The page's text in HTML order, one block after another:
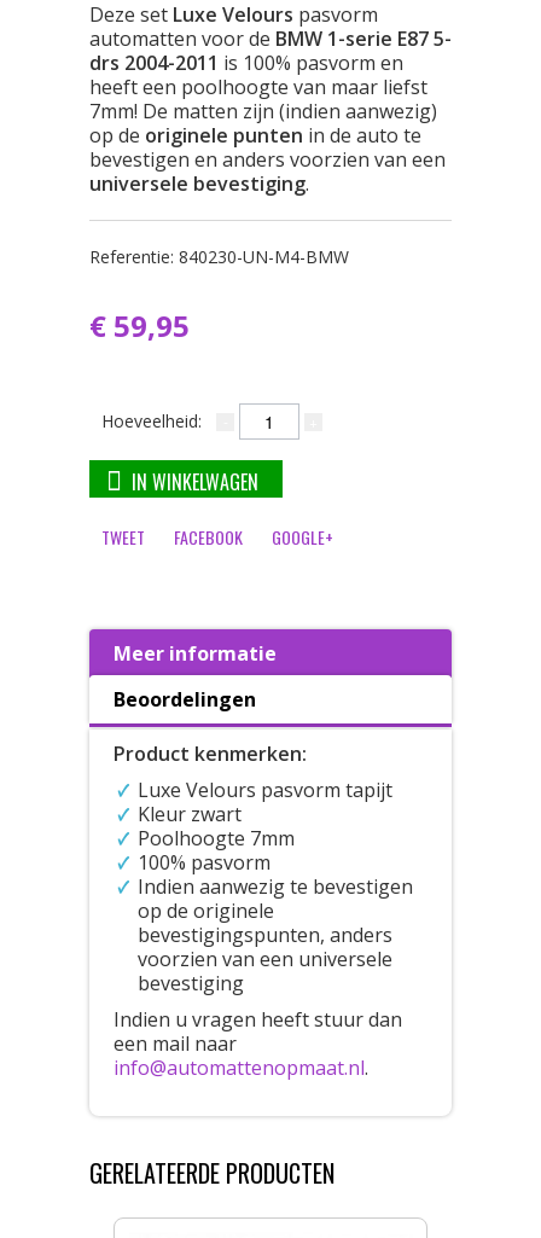
Deze set Luxe Velours pasvorm
automatten voor de BMW 1-serie E87 5-
drs 2004-2011 is 100% pasvorm en
heeft een poolhoogte van maar liefst
7mm! De matten zijn (indien aanwezig)
op de originele punten in de auto te
bevestigen en anders voorzien van een
universele bevestiging.
Referentie: 840230-UN-M4-BMW
€ 59,95
Hoeveelheid:
IN WINKELWAGEN
TWEET FACEBOOK GOOGLE+
Meer informatie
Beoordelingen
Product kenmerken:
Luxe Velours pasvorm tapijt
Kleur zwart
Poolhoogte 7mm
100% pasvorm
Indien aanwezig te bevestigen
op de originele
bevestigingspunten, anders
voorzien van een universele
bevestiging
Indien u vragen heeft stuur dan
een mail naar
info@automattenopmaat.nl.
GERELATEERDE PRODUCTEN